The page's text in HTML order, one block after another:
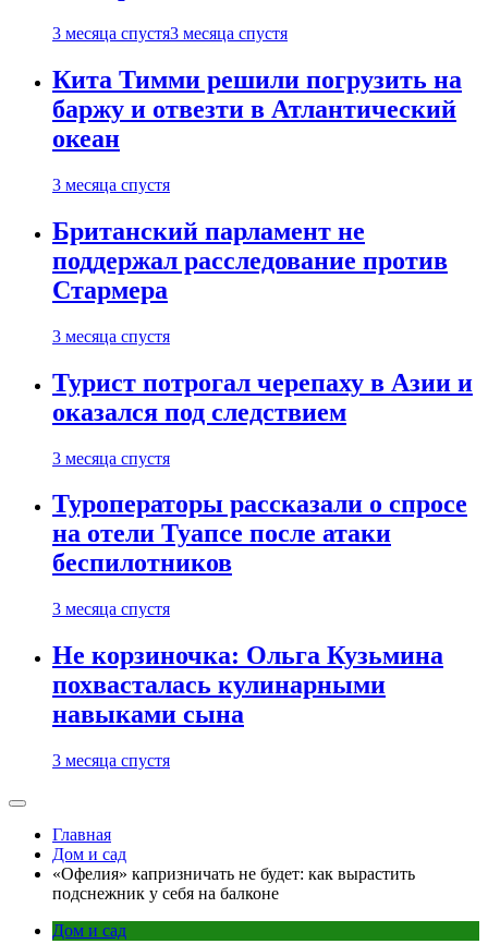
3 месяца спустя3 месяца спустя
Кита Тимми решили погрузить на
баржу и отвезти в Атлантический
океан
3 месяца спустя
Британский парламент не
поддержал расследование против
Стармера
3 месяца спустя
Турист потрогал черепаху в Азии и
оказался под следствием
3 месяца спустя
Туроператоры рассказали о спросе
на отели Туапсе после атаки
беспилотников
3 месяца спустя
Не корзиночка: Ольга Кузьмина
похвасталась кулинарными
навыками сына
3 месяца спустя
Главная
Дом и сад
«Офелия» капризничать не будет: как вырастить
подснежник у себя на балконе
Дом и сад